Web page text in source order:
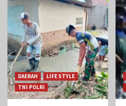
DAERAH
LIFE STYLE
TNI POLRI